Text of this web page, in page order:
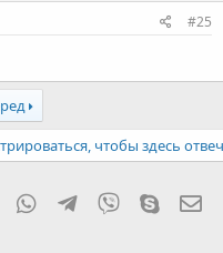
#25
чтобы здесь
WhatsAppTelegram
Viber Skype